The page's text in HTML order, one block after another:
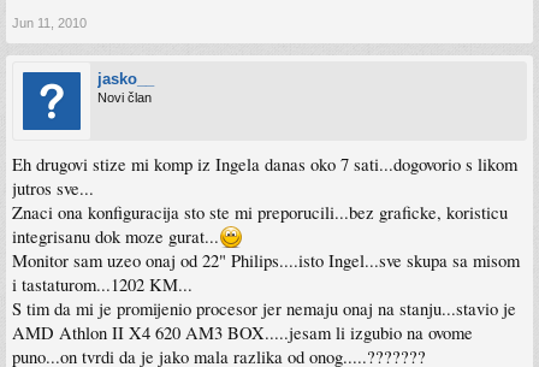
Jun 11, 2010
jasko__
Novi član
Eh drugovi stize mi komp iz Ingela danas oko 7 sati...dogovorio s likom
jutros sve...
Znaci ona konfiguracija sto ste mi preporucili...bez graficke, koristicu
integrisanu dok moze gurat...
Monitor sam uzeo onaj od 22" Philips....isto Ingel...sve skupa sa misom
i tastaturom...1202 KM...
S tim da mi je promijenio procesor jer nemaju onaj na stanju...stavio je
AMD Athlon II X4 620 AM3 BOX.....jesam li izgubio na ovome
puno...on tvrdi da je jako mala razlika od onog.....???????